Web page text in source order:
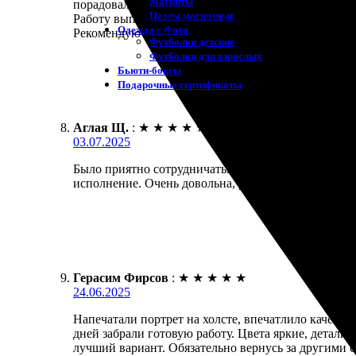
Пазлы магнитные
Одежда с Фото
Футболки детские
Футболки для взрослых
Бьюти-боксы
Подарочные сертификаты
порадовал.
Работу выполнили быстро и качественно,
Рекомендую всем!
Аглая Щ. : ★ ★ ★ ★ ★
03.07.2025
Было приятно сотрудничать. Заказала портрет,
исполнение. Очень довольна, рекомендую всем.
Герасим Фирсов : ★ ★ ★ ★ ★
24.06.2025
Напечатали портрет на холсте, впечатлило
дней забрали готовую работу. Цвета яркие,
лучший вариант. Обязательно вернусь за другими